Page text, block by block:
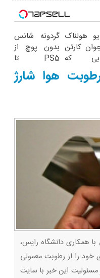
هولناک
کارتن
که
شد.
رایگان
گردونه شانس
بدون پوچ از
PS5 تا
آیفون17 و بیت
کوین
هوا شارژ
با همکاری دانشگاه رایس،
خود را از رطوبت معمولی
این خبر با سایت